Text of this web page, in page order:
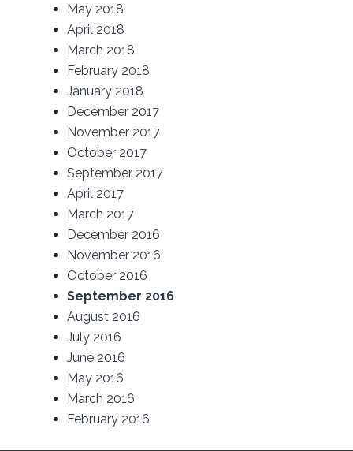
May 2018
April 2018
March 2018
February 2018
January 2018
December 2017
November 2017
October 2017
September 2017
April 2017
March 2017
December 2016
November 2016
October 2016
September 2016
August 2016
July 2016
June 2016
May 2016
March 2016
February 2016